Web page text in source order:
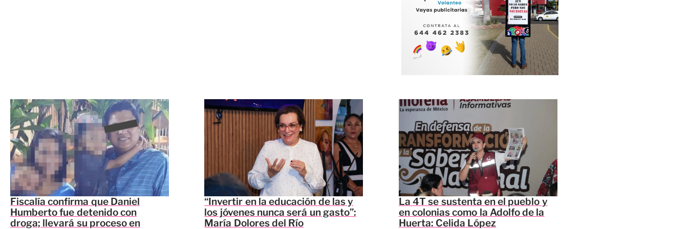
Fiscalía confirma que Daniel
Humberto fue detenido con
droga; llevará su proceso en
“Invertir en la educación de las y
los jóvenes nunca será un gasto”:
María Dolores del Río
La 4T se sustenta en el pueblo y
en colonias como la Adolfo de la
Huerta: Celida López